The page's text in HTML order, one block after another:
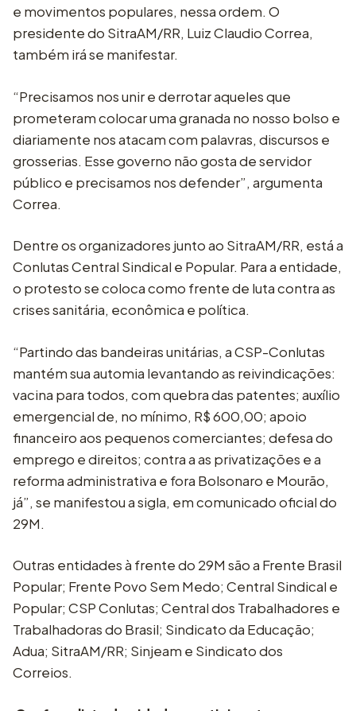
e movimentos populares, nessa ordem. O
presidente do SitraAM/RR, Luiz Claudio Correa,
também irá se manifestar.
“Precisamos nos unir e derrotar aqueles que
prometeram colocar uma granada no nosso bolso e
diariamente nos atacam com palavras, discursos e
grosserias. Esse governo não gosta de servidor
público e precisamos nos defender”, argumenta
Correa.
Dentre os organizadores junto ao SitraAM/RR, está a
Conlutas Central Sindical e Popular. Para a entidade,
o protesto se coloca como frente de luta contra as
crises sanitária, econômica e política.
“Partindo das bandeiras unitárias, a CSP-Conlutas
mantém sua automia levantando as reivindicações:
vacina para todos, com quebra das patentes; auxílio
emergencial de, no mínimo, R$ 600,00; apoio
financeiro aos pequenos comerciantes; defesa do
emprego e direitos; contra a as privatizações e a
reforma administrativa e fora Bolsonaro e Mourão,
já”, se manifestou a sigla, em comunicado oficial do
29M.
Outras entidades à frente do 29M são a Frente Brasil
Popular; Frente Povo Sem Medo; Central Sindical e
Popular; CSP Conlutas; Central dos Trabalhadores e
Trabalhadoras do Brasil; Sindicato da Educação;
Adua; SitraAM/RR; Sinjeam e Sindicato dos
Correios.